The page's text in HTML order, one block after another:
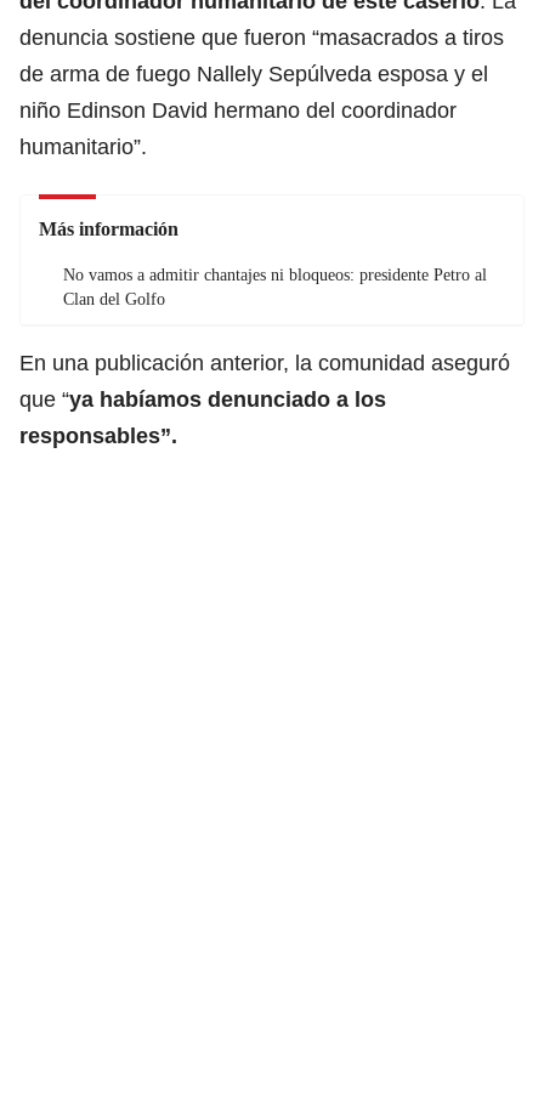
denuncia sostiene que fueron “masacrados a tiros
de arma de fuego Nallely Sepúlveda esposa y el
niño Edinson David hermano del coordinador
humanitario”.
Más información
No vamos a admitir chantajes ni bloqueos: presidente Petro al
Clan del Golfo
En una publicación anterior, la comunidad aseguró
que “ya habíamos denunciado a los
responsables”.